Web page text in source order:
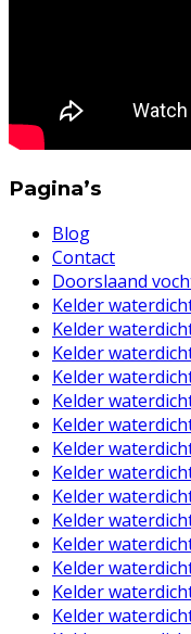
Pagina’s
Blog
Contact
Doorslaand
Kelder
Kelder
Kelder
Kelder
Kelder
Kelder
Kelder
Kelder
Kelder
Kelder
Kelder
Kelder
Kelder
Kelder